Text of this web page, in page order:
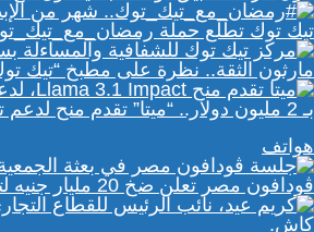
تيك توك تطلع حملة رمضان_مع_تيك_توك
مارثون الثقة.. نظرة على مطبخ “تيك
بـ 2 مليون دولار.. “ميتا” تقدم منح لدعم تطبيقات الذكاء الاصطناعي في إفريقيا والشرق الأوسط
هواتف
ڤودافون مصر تعلن ضخ 20 مليار جنيه لتطوير البنية التحتية الرقمية